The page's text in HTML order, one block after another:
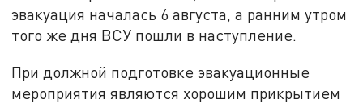
эвакуация началась 6 августа, а ранним утром
того же дня ВСУ пошли в наступление.
При должной подготовке эвакуационные
мероприятия являются хорошим прикрытием